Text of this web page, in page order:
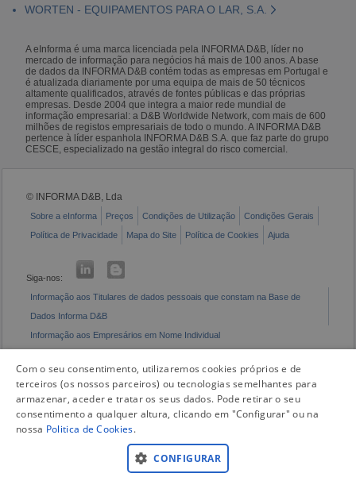
WORTEN - EQUIPAMENTOS PARA O LAR, S.A.
A eInforma é uma marca licenciada pela INFORMA D&B, líder no
mercado de informação para negócios há mais de 100 anos. A base
de dados da INFORMA D&B contém todas as empresas em Portugal e
é atualizada diariamente por uma equipa de mais de 50 técnicos
altamente qualificados, através de fontes públicas e das próprias
empresas. Desde 2004 que integra a maior rede mundial de
informação empresarial: a D&B Worldwide Network, com mais de 600
milhões de registos empresariais de todo o mundo. A INFORMA D&B
pertence à líder espanhola INFORMA D&B S.A. que faz parte do grupo
CESCE, especializado na gestão integral do risco comercial.
© INFORMA D&B, Lda
Sobre a eInforma Preços Condições de Utilização
Condições Gerais
Política de Privacidade
Mapa do Site Política de Cookies Ajuda
Siga-nos:
Informação aos Titulares de dados pessoais que constam na Base de
Dados Informa D&B
Informação aos Empresários em Nome Individual
Com o seu consentimento, utilizaremos cookies próprios e de
terceiros (os nossos parceiros) ou tecnologias semelhantes para
armazenar, aceder e tratar os seus dados. Pode retirar o seu
consentimento a qualquer altura, clicando em "Configurar" ou na
nossa Politica de Cookies.
CONFIGURAR